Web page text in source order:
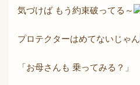
気づけば もう約束破ってる～
プロテクターはめてないじゃん
「お母さんも 乗ってみる？」